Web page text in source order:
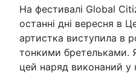
На фестивалі Global
останні дні вересня в
артистка виступила в
тонкими бретельками.
цей наряд виконаний у